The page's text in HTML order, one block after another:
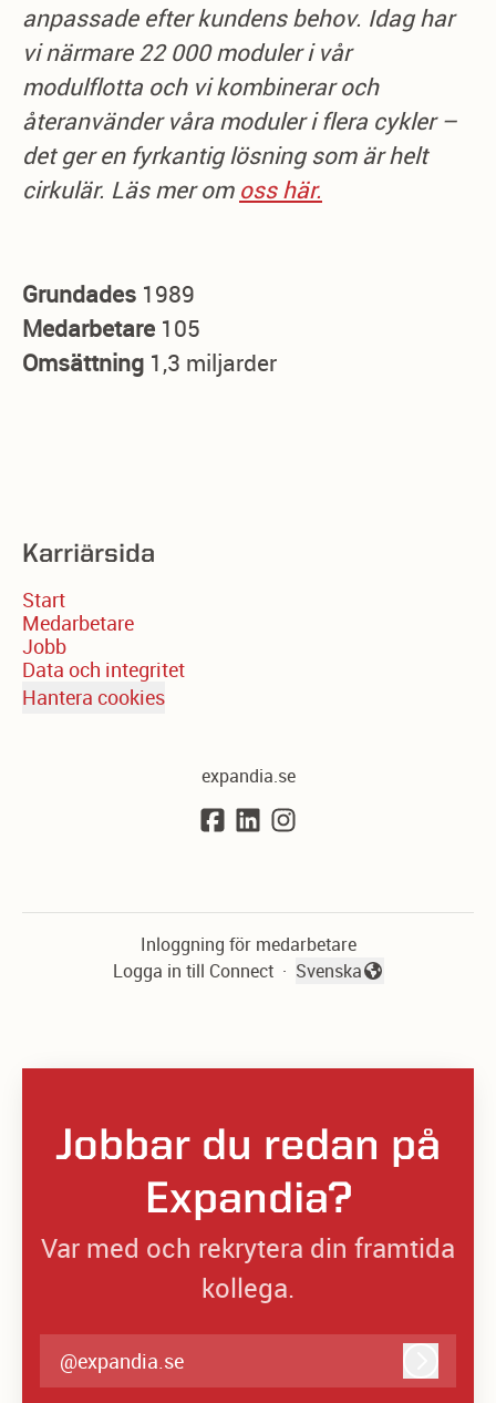
anpassade efter kundens behov. Idag har
vi närmare 22 000 moduler i vår
modulflotta och vi kombinerar och
återanvänder våra moduler i flera cykler –
det ger en fyrkantig lösning som är helt
cirkulär. Läs mer om oss här.
Grundades 1989
Medarbetare 105
Omsättning 1,3 miljarder
Karriärsida
Start
Medarbetare
Jobb
Data och integritet
Hantera cookies
expandia.se
Inloggning för medarbetare
Logga in till Connect · Byt språk
Svenska
Jobbar du redan på
Expandia?
Var med och rekrytera din framtida
kollega.
@expandia.se